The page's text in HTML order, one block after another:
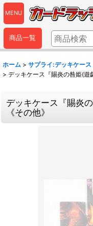
MENU
商品一覧
ホーム > サプライ:デッキケース
> デッキケース『賜炎の咎姫(遊
デッキケース『賜炎
《その他》